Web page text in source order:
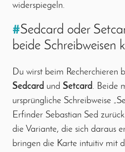
widerspiegeln.
#Sedcard oder
beide Schreibweisen
Du wirst beim Recherchieren
Sedcard und Setcard. Beide
ursprüngliche Schreibweise
Erfinder Sebastian Sed
die Variante, die sich daraus
bringen die Karte intuitiv mit